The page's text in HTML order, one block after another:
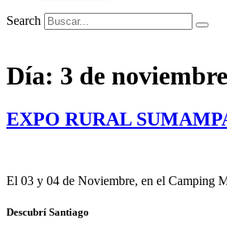
Search
Día: 3 de
EXPO RURAL
El 03 y 04 de Noviembre, en el Camping
Descubrí Santiago